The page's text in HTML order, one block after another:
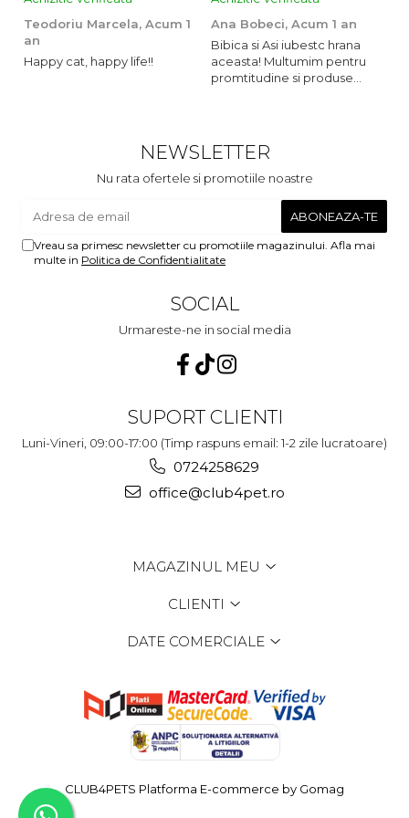
Teodoriu Marcela, Acum 1
an
Happy cat, happy life!!
Ana Bobeci, Acum 1 an
Bibica si Asi iubestc hrana
aceasta! Multumim pentru
promtitudine si produse
NEWSLETTER
Nu rata ofertele si promotiile noastre
Vreau sa primesc newsletter cu promotiile magazinului. Afla mai
multe in Politica de Confidentialitate
SOCIAL
Urmareste-ne in social media
SUPORT CLIENTI
Luni-Vineri, 09:00-17:00 (Timp raspuns email: 1-2 zile lucratoare)
0724258629
office@club4pet.ro
MAGAZINUL MEU
CLIENTI
DATE COMERCIALE
CLUB4PETS Platforma E-commerce by Gomag